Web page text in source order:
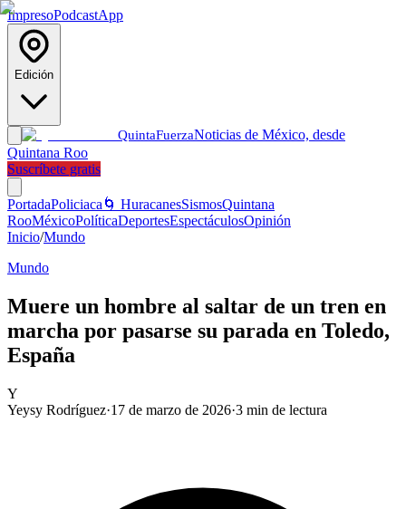
ImpresoPodcastApp
Edición
QuintaFuerzaNoticias de México, desde
Quintana Roo
Suscríbete gratis
PortadaPoliciaca 🌀 HuracanesSismosQuintana
RooMéxicoPolíticaDeportesEspectáculosOpinión
Inicio/Mundo
Mundo
Muere un hombre al saltar de un tren en
marcha por pasarse su parada en Toledo,
España
Y
Yeysy Rodríguez·17 de marzo de 2026·3 min de lectura